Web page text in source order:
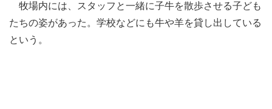
牧場内には、スタッフと一緒に子牛を散歩させる子ども
たちの姿があった。学校などにも牛や羊を貸し出している
という。